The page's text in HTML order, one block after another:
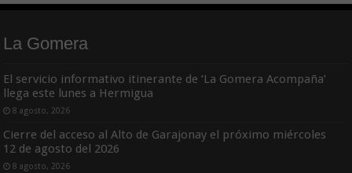
La Gomera
El servicio informativo itinerante de ‘La Gomera Acompaña’
llega este lunes a Hermigua
8 agosto, 2026
Cierre del acceso al Alto de Garajonay el próximo miércoles
12 de agosto del 2026
8 agosto, 2026